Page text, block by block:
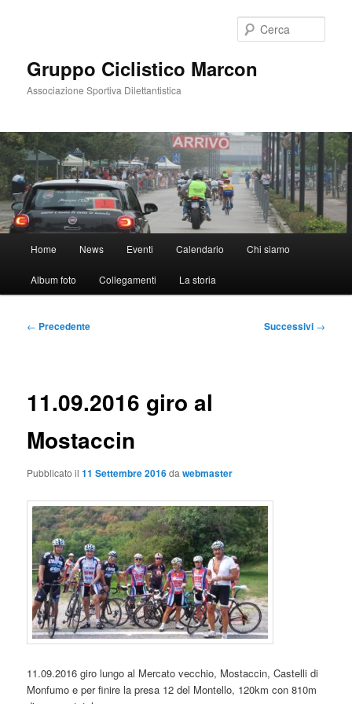
Gruppo Ciclistico Marcon
Associazione Sportiva Dilettantistica
principale
Home News Eventi Calendario Chi siamo
Album foto Collegamenti La storia
Navigazione
← Precedente Successivi →
11.09.2016 giro al
Mostaccin
Pubblicato il11 Settembre 2016dawebmaster
11.09.2016 giro lungo al Mercato vecchio, Mostaccin, Castelli di
Monfumo e per finire la presa 12 del Montello, 120km con 810m